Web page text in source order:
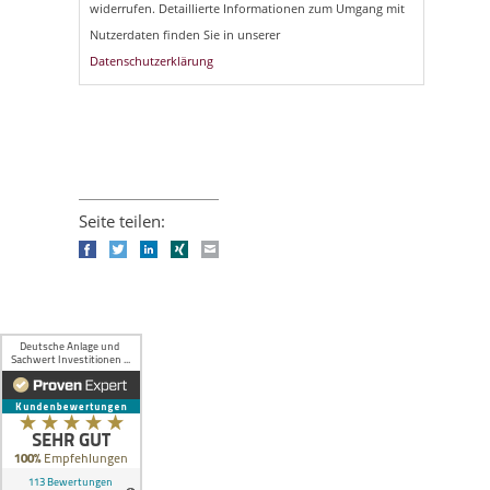
widerrufen. Detaillierte Informationen zum Umgang mit
Nutzerdaten finden Sie in unserer
Datenschutzerklärung
Seite teilen:
FacebookTwitterLinkedIn
Xing